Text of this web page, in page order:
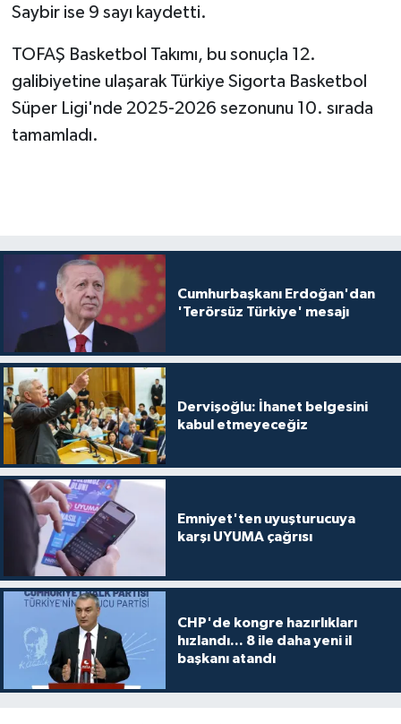
Saybir ise 9 sayı kaydetti.
TOFAŞ Basketbol Takımı, bu sonuçla 12.
galibiyetine ulaşarak Türkiye Sigorta Basketbol
Süper Ligi'nde 2025-2026 sezonunu 10. sırada
tamamladı.
Cumhurbaşkanı Erdoğan'dan
'Terörsüz Türkiye' mesajı
Dervişoğlu: İhanet belgesini
kabul etmeyeceğiz
Emniyet'ten uyuşturucuya
karşı UYUMA çağrısı
CHP'de kongre hazırlıkları
hızlandı... 8 ile daha yeni il
başkanı atandı